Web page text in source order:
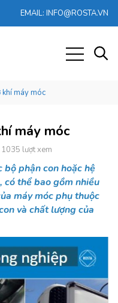
EMAIL: INFO@ROSTA.VN
máy móc
máy móc
1035 lượt xem
bộ phận con hoặc hệ
có thể bao gồm nhiều
máy móc phụ thuộc
và chất lượng của